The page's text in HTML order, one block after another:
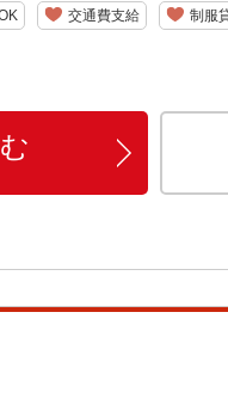
交通費支給 制服